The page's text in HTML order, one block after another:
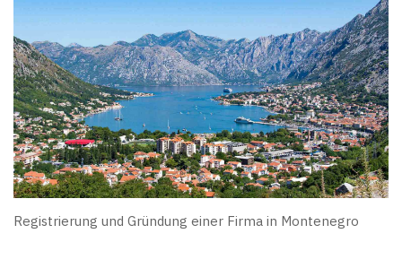
Registrierung und Gründung einer Firma in Montenegro